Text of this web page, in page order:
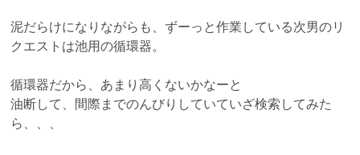
泥だらけになりながらも、ずーっと作業している次男のリ
クエストは池用の循環器。
循環器だから、あまり高くないかなーと
油断して、間際までのんびりしていていざ検索してみた
ら、、、